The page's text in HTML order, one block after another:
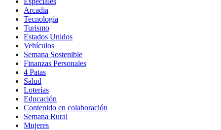
Arcadia
Tecnología
Turismo
Estados Unidos
Vehículos
Semana Sostenible
Finanzas Personales
4 Patas
Salud
Loterías
Educación
Contenido en colaboración
Semana Rural
Mujeres